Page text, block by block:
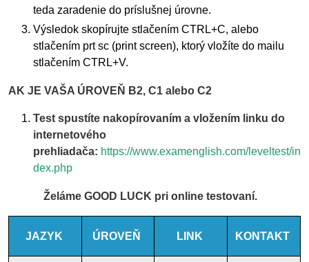
teda zaradenie do príslušnej úrovne.
Výsledok skopírujte stlačením CTRL+C, alebo
stlačením prt sc (print screen), ktorý vložíte do mailu
stlačením CTRL+V.
AK JE VAŠA ÚROVEŇ B2, C1 alebo C2
Test spustíte nakopírovaním a vložením linku do
internetového
prehliadača: https://www.examenglish.com/leveltest/in
dex.php
Želáme GOOD LUCK pri online testovaní.
JAZYK ÚROVEŇ LINK KONTAKT